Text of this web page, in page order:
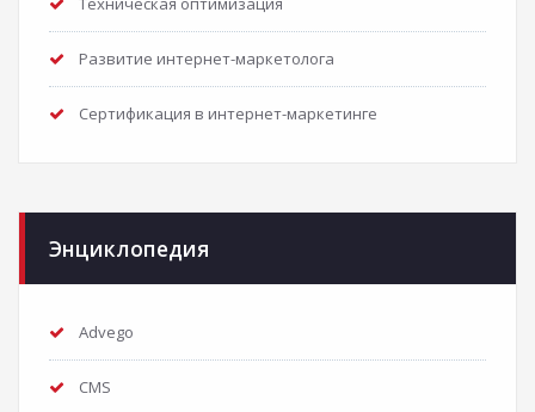
Развитие интернет-маркетолога
Сертификация в интернет-маркетинге
Энциклопедия
Advego
CMS